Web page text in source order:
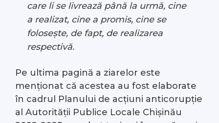
care li se livrează până la urmă, cine
a realizat, cine a promis, cine se
folosește, de fapt, de realizarea
respectivă.
Pe ultima pagină a ziarelor este
menționat că acestea au fost elaborate
în cadrul Planului de acțiuni anticorupție
al Autorității Publice Locale Chișinău